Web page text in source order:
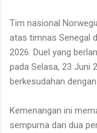
Tim nasional
atas timnas Senegal
2026. Duel yang
pada Selasa, 23 Juni
berkesudahan
Kemenangan ini
sempurna dari dua